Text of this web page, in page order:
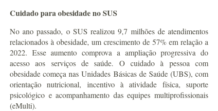
Cuidado para obesidade no SUS
No ano passado, o SUS realizou 9,7 milhões de atendimentos
relacionados à obesidade, um crescimento de 57% em relação a
2022. Esse aumento comprova a ampliação progressiva do
acesso aos serviços de saúde. O cuidado à pessoa com
obesidade começa nas Unidades Básicas de Saúde (UBS), com
orientação nutricional, incentivo à atividade física, suporte
psicológico e acompanhamento das equipes multiprofissionais
(eMulti).